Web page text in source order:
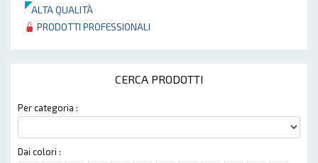
ALTA QUALITÀ
PRODOTTI PROFESSIONALI
CERCA PRODOTTI
Per categoria :
Dai colori :